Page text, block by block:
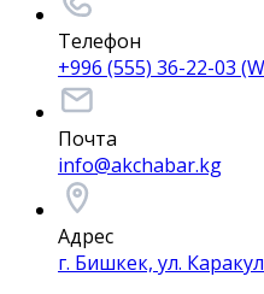
Телефон
+996 (555) 36-22-03
Почта
info@akchabar.kg
Адрес
г. Бишкек, ул.